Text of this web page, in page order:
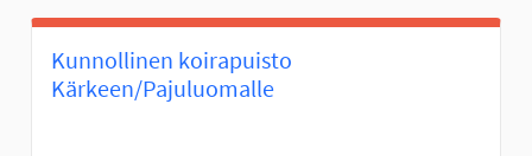
Kunnollinen koirapuisto
Kärkeen/Pajuluomalle